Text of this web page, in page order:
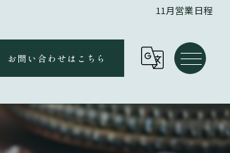
11月営業日程
お問い合わせはこちら